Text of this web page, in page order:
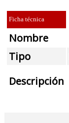
Ficha técnica
Nombre
Tipo
Descripción